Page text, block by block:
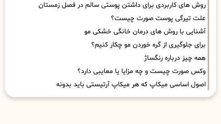
روش های کاربردی برای داشتن پوستی سالم در فصل زمستان
علت تیرگی پوست صورت چیست؟
آشنایی با روش های درمان خانگی خشکی مو
برای جلوگیری از گره خوردن مو چکار کنیم؟
همه چیز درباره رنگساژ
وکس صورت چیست و چه مزایا یا معایبی دارد؟
اصول اساسی میکاپ که هر میکاپ آرتیستی باید بدونه